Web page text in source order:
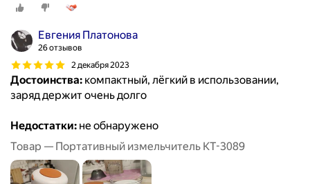
Евгения Платонова
26 отзывов
2 декабря 2023
Достоинства: компактный, лёгкий в использовании,
заряд держит очень долго
Недостатки: не обнаружено
Товар — Портативный измельчитель КТ-3089